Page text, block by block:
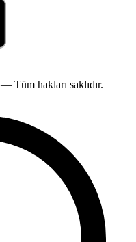
— Tüm hakları saklıdır.